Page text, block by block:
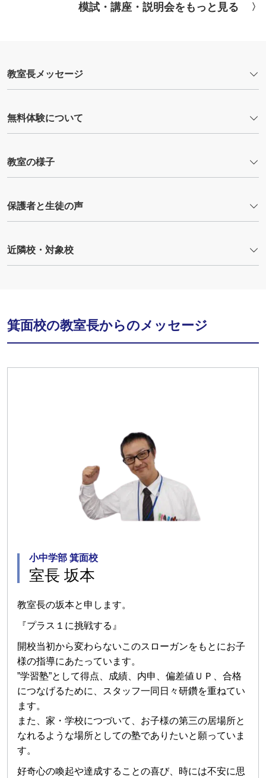
模試・講座・説明会をもっと見る
教室長メッセージ
無料体験について
教室の様子
保護者と生徒の声
近隣校・対象校
箕面校の教室長からのメッセージ
小中学部 箕面校
室長 坂本
教室長の坂本と申します。
『プラス１に挑戦する』
開校当初から変わらないこのスローガンをもとにお子
様の指導にあたっています。
”学習塾”として得点、成績、内申、偏差値ＵＰ、合格
につなげるために、スタッフ一同日々研鑽を重ねてい
ます。
また、家・学校につづいて、お子様の第三の居場所と
なれるような場所としての塾でありたいと願っていま
す。
好奇心の喚起や達成することの喜び、時には不安に思